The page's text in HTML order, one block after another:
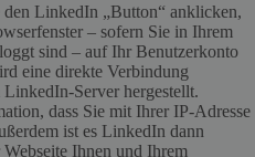
LinkedIn „Button“ anklicken,
– sofern Sie in Ihrem
sind – auf Ihr Benutzerkonto
eine direkte Verbindung
Server hergestellt.
dass Sie mit Ihrer IP-Adresse
ist es LinkedIn dann
Ihnen und Ihrem